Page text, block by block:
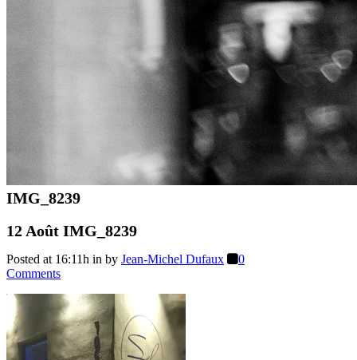
IMG_8239
12 Août IMG_8239
Posted at 16:11h in by Jean-Michel Dufaux
0
Comments